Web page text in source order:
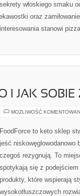
sekrety włoskiego smaku
oraz
stanowi
I JAK
MOŻLIWOŚĆ
FoodForce to keto sklep
jeść niskowęglowodanowo
czegoś rezygnują. To
spotykają się z
produkty, które wspierają
wysokotłuszczowych